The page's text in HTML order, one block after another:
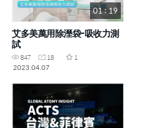
01 : 19
艾多美萬用除溼袋-吸收力測
試
847 18
1
2023.04.07